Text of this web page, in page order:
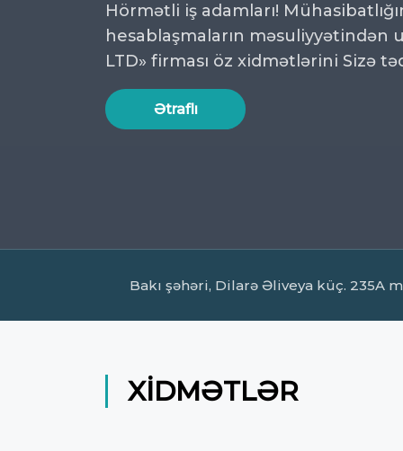
Hörmətli iş adamları!
hesablaşmaların məsuliyyətindən
LTD» firması öz xidmətlərini Sizə
Ətraflı
Bakı şəhəri, Dilarə Əliveya küç. 235A
XIDMƏTLƏR